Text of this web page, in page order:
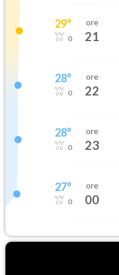
29°
0
ore
21
28°
0
ore
22
28°
0
ore
23
27°
0
ore
00